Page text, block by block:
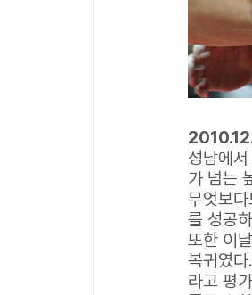
성남에
가 넘는
무엇보
를 성공
또한 이
복귀였
라고 평